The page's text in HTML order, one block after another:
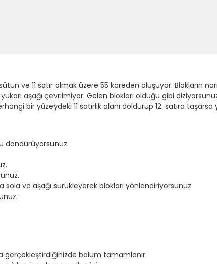
ve 11 satır olmak üzere 55 kareden oluşuyor. Blokların
aşağı çevrilmiyor. Gelen blokları olduğu gibi
bir yüzeydeki 11 satırlık alanı doldurup 12. satıra taşarsa
döndürüyorsunuz.
sola ve aşağı sürükleyerek blokları yönlendiriyorsunuz.
bölüm tamamlanır.